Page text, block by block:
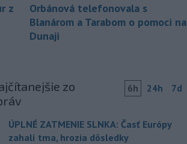
z
Orbánová telefonovala s
Blanárom a Tarabom o pomoci na
Dunaji
zo
6h 24h 7d
ÚPLNÉ ZATMENIE SLNKA: Časť Európy
zahalí tma, hrozia dôsledky